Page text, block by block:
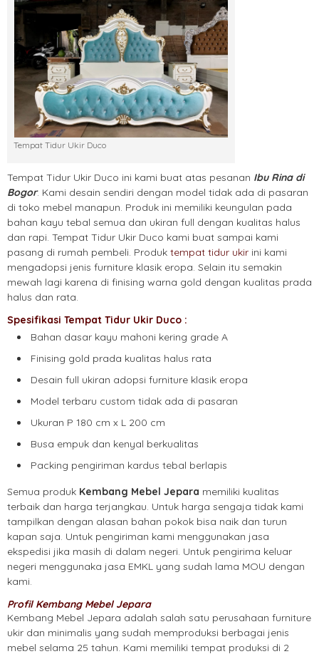
Tempat Tidur Ukir Duco
Tempat Tidur Ukir Duco ini kami buat atas pesanan Ibu Rina di
Bogor. Kami desain sendiri dengan model tidak ada di pasaran
di toko mebel manapun. Produk ini memiliki keungulan pada
bahan kayu tebal semua dan ukiran full dengan kualitas halus
dan rapi. Tempat Tidur Ukir Duco kami buat sampai kami
pasang di rumah pembeli. Produk tempat tidur ukir ini kami
mengadopsi jenis furniture klasik eropa. Selain itu semakin
mewah lagi karena di finising warna gold dengan kualitas prada
halus dan rata.
Spesifikasi Tempat Tidur Ukir Duco :
Bahan dasar kayu mahoni kering grade A
Finising gold prada kualitas halus rata
Desain full ukiran adopsi furniture klasik eropa
Model terbaru custom tidak ada di pasaran
Ukuran P 180 cm x L 200 cm
Busa empuk dan kenyal berkualitas
Packing pengiriman kardus tebal berlapis
Semua produk Kembang Mebel Jepara memiliki kualitas
terbaik dan harga terjangkau. Untuk harga sengaja tidak kami
tampilkan dengan alasan bahan pokok bisa naik dan turun
kapan saja. Untuk pengiriman kami menggunakan jasa
ekspedisi jika masih di dalam negeri. Untuk pengirima keluar
negeri menggunaka jasa EMKL yang sudah lama MOU dengan
kami.
Profil Kembang Mebel Jepara
Kembang Mebel Jepara adalah salah satu perusahaan furniture
ukir dan minimalis yang sudah memproduksi berbagai jenis
mebel selama 25 tahun. Kami memiliki tempat produksi di 2